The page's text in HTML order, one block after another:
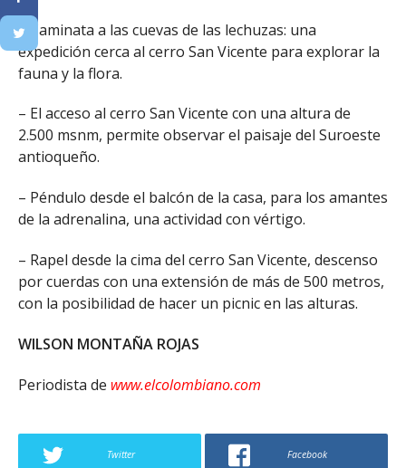
– Caminata a las cuevas de las lechuzas: una
expedición cerca al cerro San Vicente para explorar la
fauna y la flora.
– El acceso al cerro San Vicente con una altura de
2.500 msnm, permite observar el paisaje del Suroeste
antioqueño.
– Péndulo desde el balcón de la casa, para los amantes
de la adrenalina, una actividad con vértigo.
– Rapel desde la cima del cerro San Vicente, descenso
por cuerdas con una extensión de más de 500 metros,
con la posibilidad de hacer un picnic en las alturas.
WILSON MONTAÑA ROJAS
Periodista de www.elcolombiano.com
Twitter Facebook